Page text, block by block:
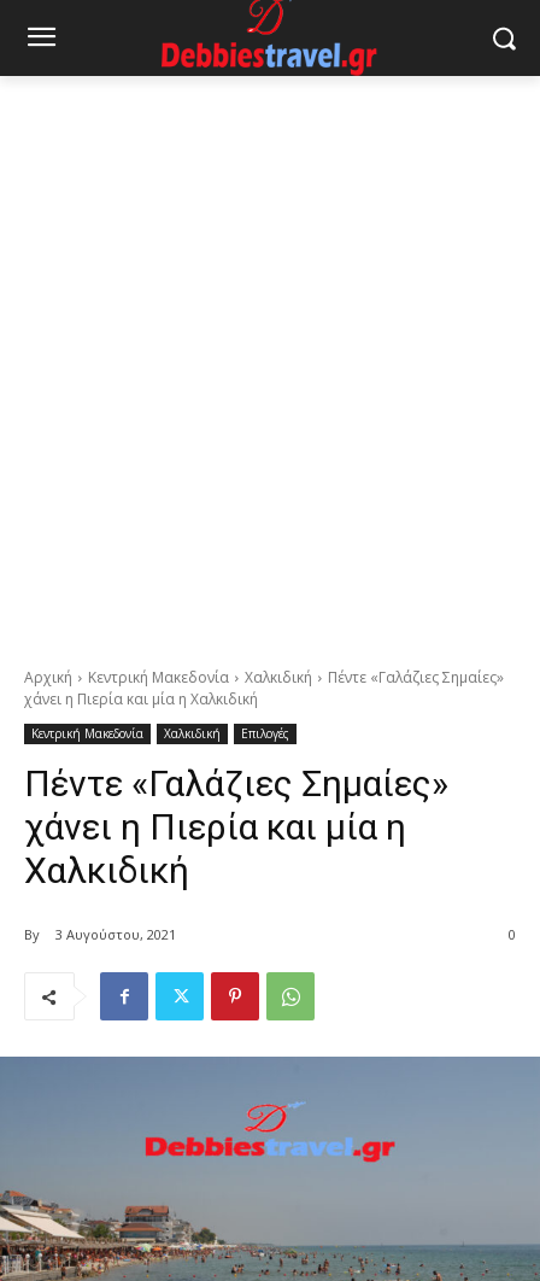
Αρχική Κεντρική Μακεδονία Χαλκιδική
Πέντε «Γαλάζιες Σημαίες»
χάνει η Πιερία και μία η Χαλκιδική
Κεντρική Μακεδονία Χαλκιδική Επιλογές
Πέντε «Γαλάζιες Σημαίες»
χάνει η Πιερία και μία η
Χαλκιδική
By 3 Αυγούστου, 2021 0